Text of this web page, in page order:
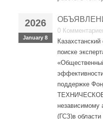
2026
January 8
0
поиске
поддержке
ТЕХНИЧЕСКОЕ
независимому
(ГСЗ)в